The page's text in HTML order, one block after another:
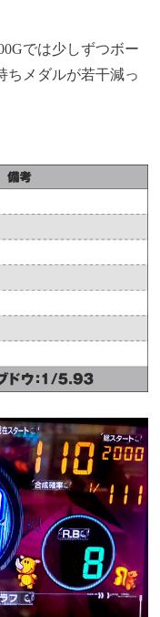
では少しずつボー
ちメダルが若干減っ